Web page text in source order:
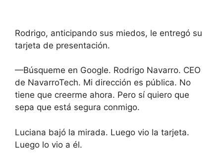
Rodrigo, anticipando sus miedos, le entregó su
tarjeta de presentación.
—Búsqueme en Google. Rodrigo Navarro. CEO
de NavarroTech. Mi dirección es pública. No
tiene que creerme ahora. Pero sí quiero que
sepa que está segura conmigo.
Luciana bajó la mirada. Luego vio la tarjeta.
Luego lo vio a él.